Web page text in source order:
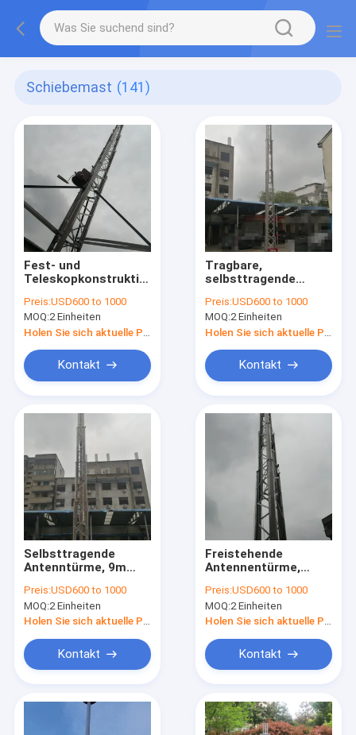
Schiebemast (141)
Fest- und
Teleskopkonstruktionen
drahtlose Netze,
Beleuchtung, CCTV,
Radar, Broadcast
Lattice Towers
Preis:USD600 to 1000
MOQ:2 Einheiten
Kontakt
Tragbare,
selbsttragende
Fuß Teleskop-
Gittermast,
Aluminium-
Gittermast,
Antennenmast,
Teleskopturm
Preis:USD600 to 1000
MOQ:2 Einheiten
Kontakt
Selbsttragende
Antenntürme, 9m
Teleskopmasten und
50ft Teleskop-
Antennenmast Winde
Preis:USD600 to 1000
MOQ:2 Einheiten
Kontakt
Freistehende
Antennentürme,
Teleskop-
Aluminiummast 3m
10m 20m 30m
Preis:USD600 to 1000
MOQ:2 Einheiten
Kontakt